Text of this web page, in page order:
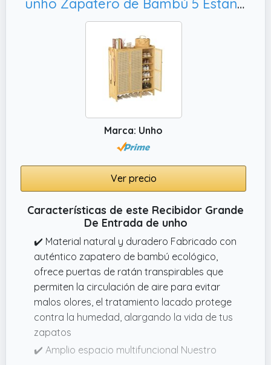
Marca: Unho
Ver precio
Características de este Recibidor Grande
De Entrada de unho
✔️ Material natural y duradero Fabricado con
auténtico zapatero de bambú ecológico,
ofrece puertas de ratán transpirables que
permiten la circulación de aire para evitar
malos olores, el tratamiento lacado protege
contra la humedad, alargando la vida de tus
zapatos
✔️ Amplio espacio multifuncional Nuestro